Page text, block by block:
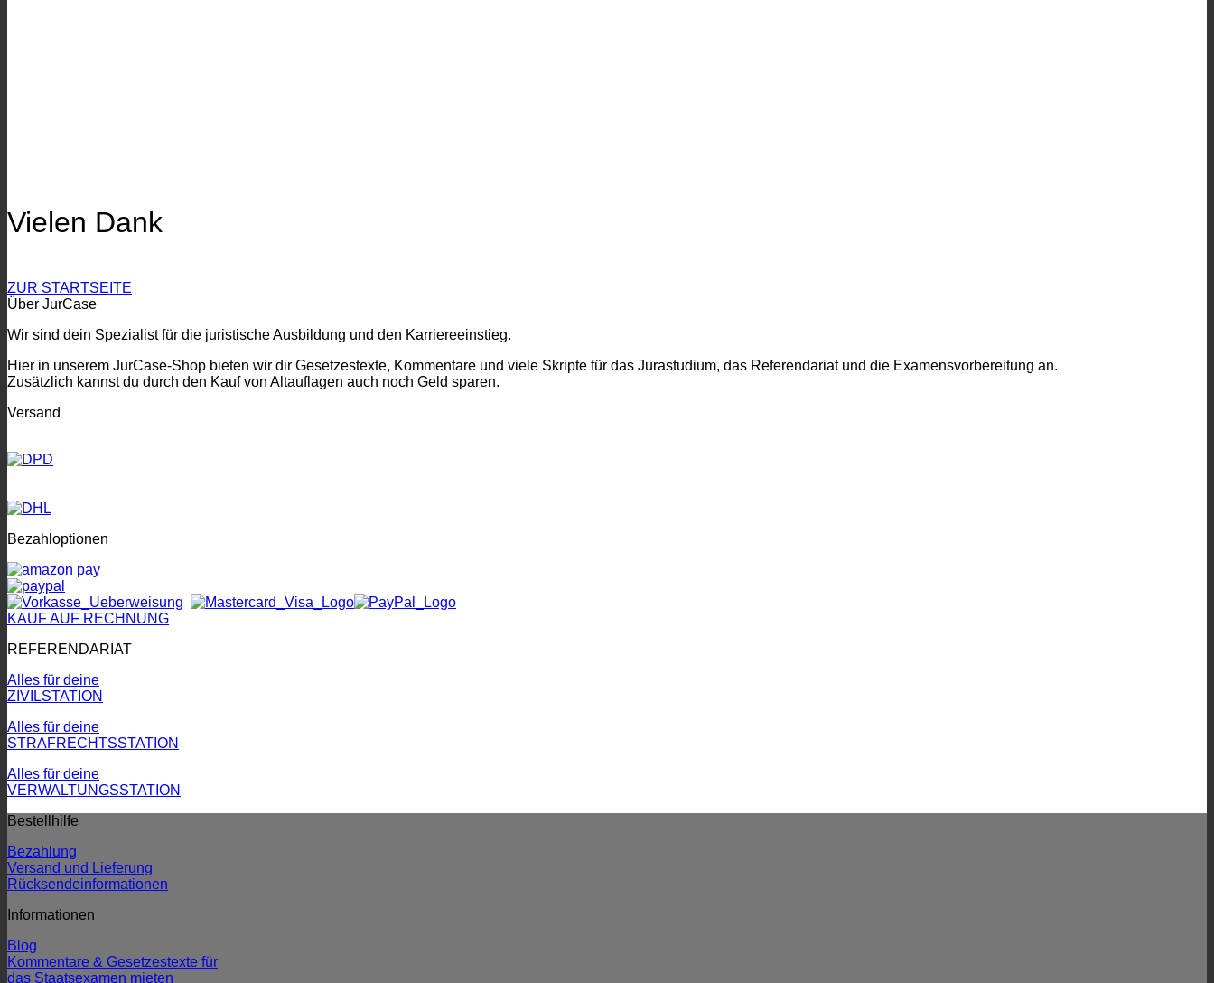
Vielen Dank
ZUR STARTSEITE
Über JurCase
Wir sind dein Spezialist für die juristische Ausbildung und den Karriereeinstieg.
Hier in unserem JurCase-Shop bieten wir dir Gesetzestexte, Kommentare und viele Skripte für das Jurastudium, das Referendariat und die Examensvorbereitung an.
Zusätzlich kannst du durch den Kauf von Altauflagen auch noch Geld sparen.
Versand
Bezahloptionen
KAUF AUF RECHNUNG
REFERENDARIAT
Alles für deine
ZIVILSTATION
Alles für deine
STRAFRECHTSSTATION
Alles für deine
VERWALTUNGSSTATION
Bestellhilfe
Bezahlung
Versand und Lieferung
Rücksendeinformationen
Informationen
Blog
Kommentare & Gesetzestexte für
das Staatsexamen mieten